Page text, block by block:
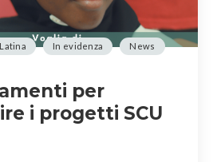
In evidenza News
per
i progetti SCU